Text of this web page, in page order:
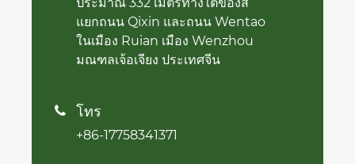
ประมาณ 332 เมตรทางใต้ของสี่
แยกถนน Qixin และถนน Wentao
ในเมือง Ruian เมือง Wenzhou
มณฑลเจ้อเจียง ประเทศจีน
 โทร
+86-17758341371